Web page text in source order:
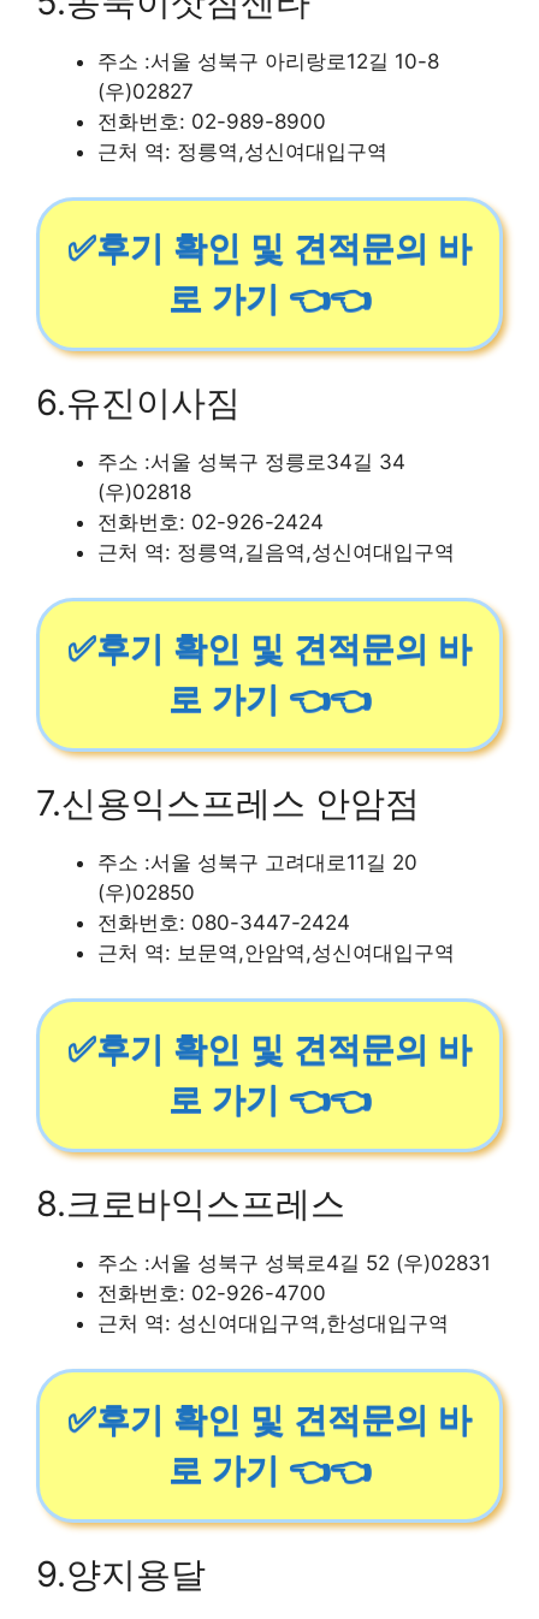
주소 :서울 성북구 아리랑로12길 10-8
(우)02827
전화번호: 02-989-8900
근처 역: 정릉역,성신여대입구역
✅후기 확인 및 견적문의 바
로 가기 👈👈
6.유진이사짐
주소 :서울 성북구 정릉로34길 34
(우)02818
전화번호: 02-926-2424
근처 역: 정릉역,길음역,성신여대입구역
✅후기 확인 및 견적문의 바
로 가기 👈👈
7.신용익스프레스 안암점
주소 :서울 성북구 고려대로11길 20
(우)02850
전화번호: 080-3447-2424
근처 역: 보문역,안암역,성신여대입구역
✅후기 확인 및 견적문의 바
로 가기 👈👈
8.크로바익스프레스
주소 :서울 성북구 성북로4길 52 (우)02831
전화번호: 02-926-4700
근처 역: 성신여대입구역,한성대입구역
✅후기 확인 및 견적문의 바
로 가기 👈👈
9.양지용달